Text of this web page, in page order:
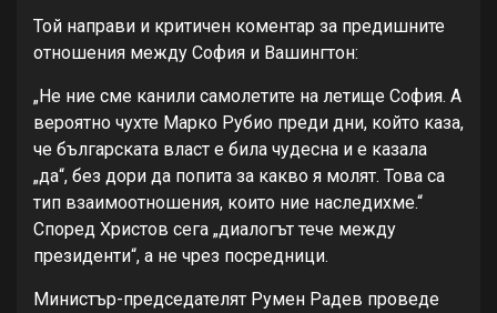
Той направи и критичен коментар за предишните
отношения между София и Вашингтон:
„Не ние сме канили самолетите на летище София. А
вероятно чухте Марко Рубио преди дни, който каза,
че българската власт е била чудесна и е казала
„да“, без дори да попита за какво я молят. Това са
тип взаимоотношения, които ние наследихме.“
Според Христов сега „диалогът тече между
президенти“, а не чрез посредници.
Министър-председателят Румен Радев проведе